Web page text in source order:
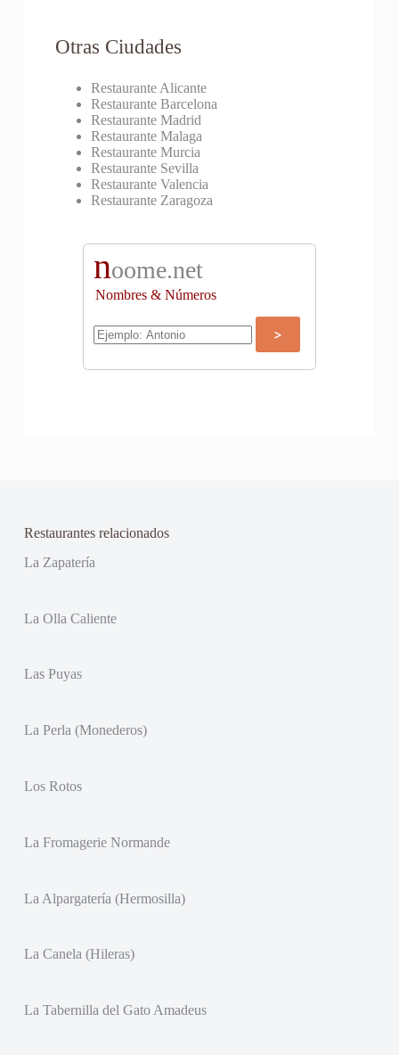
Otras Ciudades
Restaurante Alicante
Restaurante Barcelona
Restaurante Madrid
Restaurante Malaga
Restaurante Murcia
Restaurante Sevilla
Restaurante Valencia
Restaurante Zaragoza
noome.net
Nombres & Números
Restaurantes relacionados
La Zapatería
La Olla Caliente
Las Puyas
La Perla (Monederos)
Los Rotos
La Fromagerie Normande
La Alpargatería (Hermosilla)
La Canela (Hileras)
La Tabernilla del Gato Amadeus